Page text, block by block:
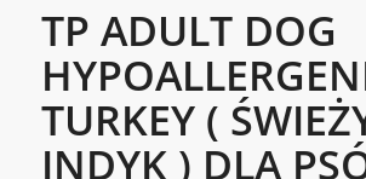
TP ADULT DOG
TURKEY (
INDYK ) DLA